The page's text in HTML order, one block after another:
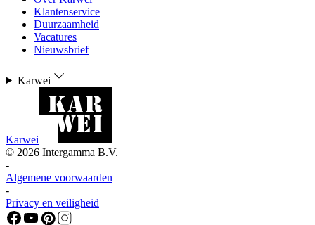
Klantenservice
Duurzaamheid
Vacatures
Nieuwsbrief
Karwei
Karwei
© 2026 Intergamma B.V.
-
Algemene voorwaarden
-
Privacy en veiligheid